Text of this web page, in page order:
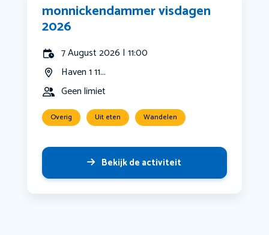
monnickendammer visdagen
2026
7 August 2026 | 11:00
Haven 1 11...
Geen limiet
Overig Uit eten Wandelen
Bekijk de activiteit